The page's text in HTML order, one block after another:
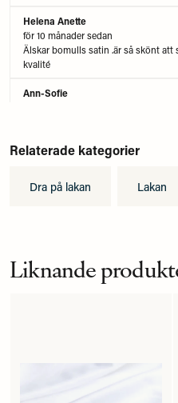
Helena Anette
för 10 månader sedan
Älskar bomulls satin .är så skönt att
kvalité
Ann-Sofie
trådtäthet på 200 TC.
för 1 år sedan
Relaterade kategorier
Dra på lakan Lakan
Liknande